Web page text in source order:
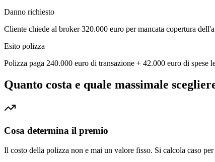
Danno richiesto
Cliente chiede al broker 320.000 euro per mancata copertura
Esito polizza
Polizza paga 240.000 euro di transazione + 42.000 euro di spese
Quanto costa e quale massimale
Cosa determina il premio
Il costo della polizza non e mai un valore fisso. Si calcola caso